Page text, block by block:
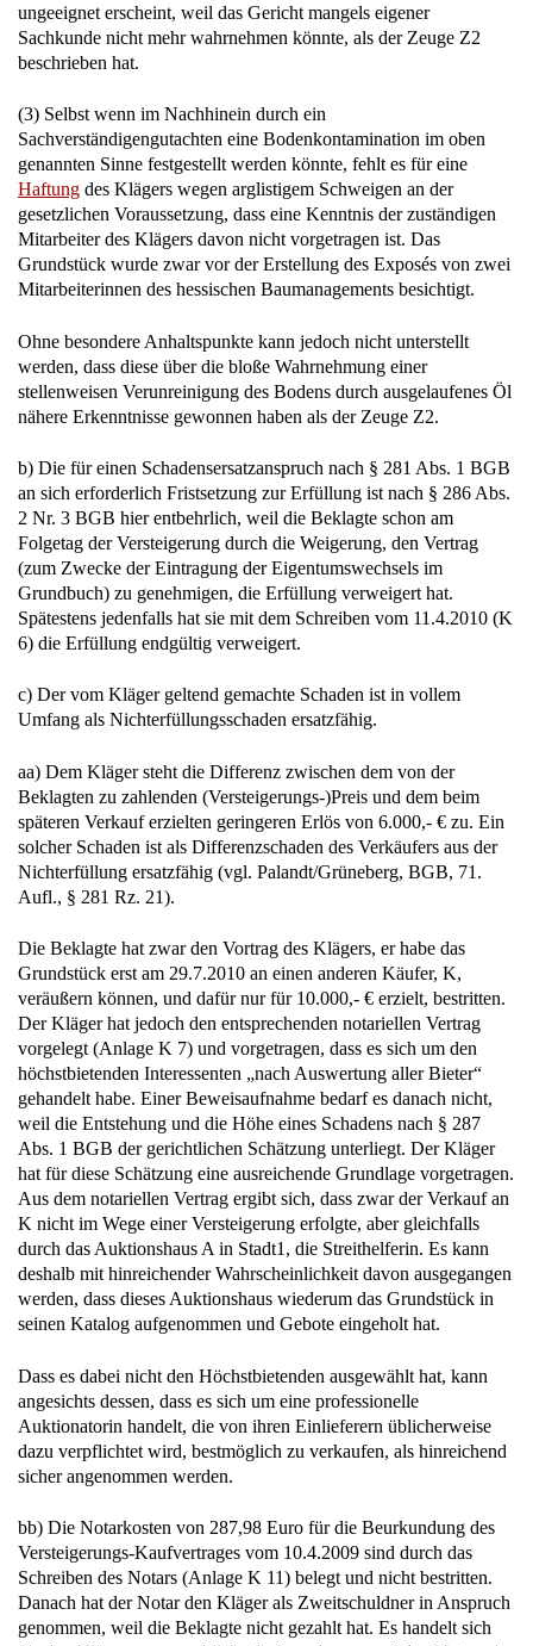
ungeeignet erscheint, weil das Gericht mangels eigener
Sachkunde nicht mehr wahrnehmen könnte, als der Zeuge Z2
beschrieben hat.
(3) Selbst wenn im Nachhinein durch ein
Sachverständigengutachten eine Bodenkontamination im oben
genannten Sinne festgestellt werden könnte, fehlt es für eine
Haftung des Klägers wegen arglistigem Schweigen an der
gesetzlichen Voraussetzung, dass eine Kenntnis der zuständigen
Mitarbeiter des Klägers davon nicht vorgetragen ist. Das
Grundstück wurde zwar vor der Erstellung des Exposés von zwei
Mitarbeiterinnen des hessischen Baumanagements besichtigt.
Ohne besondere Anhaltspunkte kann jedoch nicht unterstellt
werden, dass diese über die bloße Wahrnehmung einer
stellenweisen Verunreinigung des Bodens durch ausgelaufenes Öl
nähere Erkenntnisse gewonnen haben als der Zeuge Z2.
b) Die für einen Schadensersatzanspruch nach § 281 Abs. 1 BGB
an sich erforderlich Fristsetzung zur Erfüllung ist nach § 286 Abs.
2 Nr. 3 BGB hier entbehrlich, weil die Beklagte schon am
Folgetag der Versteigerung durch die Weigerung, den Vertrag
(zum Zwecke der Eintragung der Eigentumswechsels im
Grundbuch) zu genehmigen, die Erfüllung verweigert hat.
Spätestens jedenfalls hat sie mit dem Schreiben vom 11.4.2010 (K
6) die Erfüllung endgültig verweigert.
c) Der vom Kläger geltend gemachte Schaden ist in vollem
Umfang als Nichterfüllungsschaden ersatzfähig.
aa) Dem Kläger steht die Differenz zwischen dem von der
Beklagten zu zahlenden (Versteigerungs-)Preis und dem beim
späteren Verkauf erzielten geringeren Erlös von 6.000,- € zu. Ein
solcher Schaden ist als Differenzschaden des Verkäufers aus der
Nichterfüllung ersatzfähig (vgl. Palandt/Grüneberg, BGB, 71.
Aufl., § 281 Rz. 21).
Die Beklagte hat zwar den Vortrag des Klägers, er habe das
Grundstück erst am 29.7.2010 an einen anderen Käufer, K,
veräußern können, und dafür nur für 10.000,- € erzielt, bestritten.
Der Kläger hat jedoch den entsprechenden notariellen Vertrag
vorgelegt (Anlage K 7) und vorgetragen, dass es sich um den
höchstbietenden Interessenten „nach Auswertung aller Bieter“
gehandelt habe. Einer Beweisaufnahme bedarf es danach nicht,
weil die Entstehung und die Höhe eines Schadens nach § 287
Abs. 1 BGB der gerichtlichen Schätzung unterliegt. Der Kläger
hat für diese Schätzung eine ausreichende Grundlage vorgetragen.
Aus dem notariellen Vertrag ergibt sich, dass zwar der Verkauf an
K nicht im Wege einer Versteigerung erfolgte, aber gleichfalls
durch das Auktionshaus A in Stadt1, die Streithelferin. Es kann
deshalb mit hinreichender Wahrscheinlichkeit davon ausgegangen
werden, dass dieses Auktionshaus wiederum das Grundstück in
seinen Katalog aufgenommen und Gebote eingeholt hat.
Dass es dabei nicht den Höchstbietenden ausgewählt hat, kann
angesichts dessen, dass es sich um eine professionelle
Auktionatorin handelt, die von ihren Einlieferern üblicherweise
dazu verpflichtet wird, bestmöglich zu verkaufen, als hinreichend
sicher angenommen werden.
bb) Die Notarkosten von 287,98 Euro für die Beurkundung des
Versteigerungs-Kaufvertrages vom 10.4.2009 sind durch das
Schreiben des Notars (Anlage K 11) belegt und nicht bestritten.
Danach hat der Notar den Kläger als Zweitschuldner in Anspruch
genommen, weil die Beklagte nicht gezahlt hat. Es handelt sich